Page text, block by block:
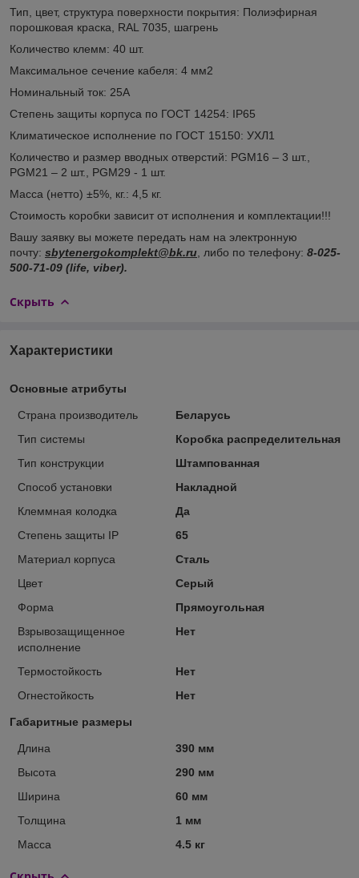
Тип, цвет, структура поверхности покрытия: Полиэфирная
порошковая краска, RAL 7035, шагрень
Количество клемм: 40 шт.
Максимальное сечение кабеля: 4 мм2
Номинальный ток: 25А
Степень защиты корпуса по ГОСТ 14254: IP65
Климатическое исполнение по ГОСТ 15150: УХЛ1
Количество и размер вводных отверстий: PGM16 – 3 шт.,
PGM21 – 2 шт., PGM29 - 1 шт.
Масса (нетто) ±5%, кг.: 4,5 кг.
Стоимость коробки зависит от исполнения и комплектации!!!
Вашу заявку вы можете передать нам на электронную
почту: sbytenergokomplekt@bk.ru , либо по телефону: 8-025-
500-71-09 (life, viber).
Скрыть
Характеристики
Основные атрибуты
Страна производитель
Беларусь
Тип системы
Коробка распределительная
Тип конструкции
Штампованная
Способ установки
Накладной
Клеммная колодка
Да
Степень защиты IP
65
Материал корпуса
Сталь
Цвет
Серый
Форма
Прямоугольная
Взрывозащищенное
исполнение
Нет
Термостойкость
Нет
Огнестойкость
Нет
Габаритные размеры
Длина
390 мм
Высота
290 мм
Ширина
60 мм
Толщина
1 мм
Масса
4.5 кг